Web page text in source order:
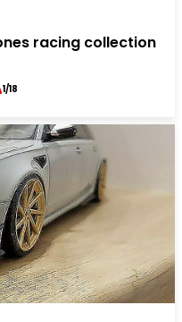
racing collection
1/18